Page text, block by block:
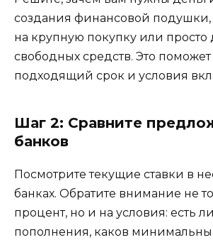
создания финансовой подушки,
на крупную покупку или просто
свободных средств. Это
подходящий срок и условия
Шаг 2: Сравните
банков
Посмотрите текущие ставки в
банках. Обратите внимание не
процент, но и на условия: есть
пополнения, каков